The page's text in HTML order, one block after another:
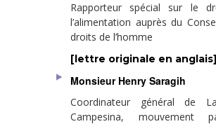
Rapporteur spécial sur le
l’alimentation auprès du
droits de l’homme
[lettre originale en anglais]
Monsieur Henry Saragih
Coordinateur général de
Campesina, mouvement